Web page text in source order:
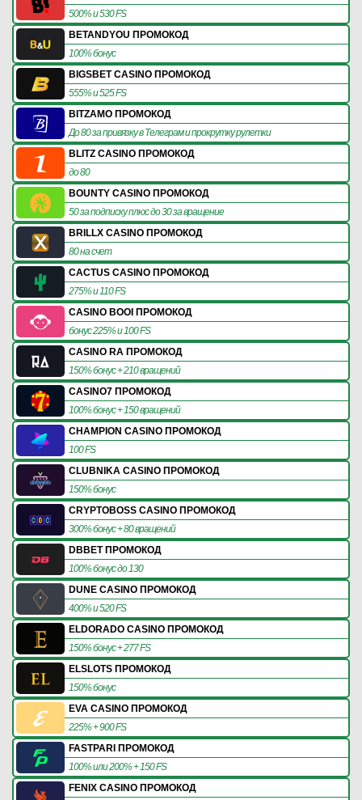
500% и 530 FS
BETANDYOU ПРОМОКОД
100% бонус
BIGSBET CASINO ПРОМОКОД
555% и 525 FS
BITZAMO ПРОМОКОД
До 80 за привязку в Телеграм и прокрутку рулетки
BLITZ CASINO ПРОМОКОД
до 80
BOUNTY CASINO ПРОМОКОД
50 за подписку плюс до 30 за вращение
BRILLX CASINO ПРОМОКОД
80 на счет
CACTUS CASINO ПРОМОКОД
275% и 110 FS
CASINO BOOI ПРОМОКОД
бонус 225% и 100 FS
CASINO RA ПРОМОКОД
150% бонус + 210 вращений
CASINO7 ПРОМОКОД
100% бонус + 150 вращений
CHAMPION CASINO ПРОМОКОД
100 FS
CLUBNIKA CASINO ПРОМОКОД
150% бонус
CRYPTOBOSS CASINO ПРОМОКОД
300% бонус + 80 вращений
DBBET ПРОМОКОД
100% бонус до 130
DUNE CASINO ПРОМОКОД
400% и 520 FS
ELDORADO CASINO ПРОМОКОД
150% бонус + 277 FS
ELSLOTS ПРОМОКОД
150% бонус
EVA CASINO ПРОМОКОД
225% + 900 FS
FASTPARI ПРОМОКОД
100% или 200% + 150 FS
FENIX CASINO ПРОМОКОД